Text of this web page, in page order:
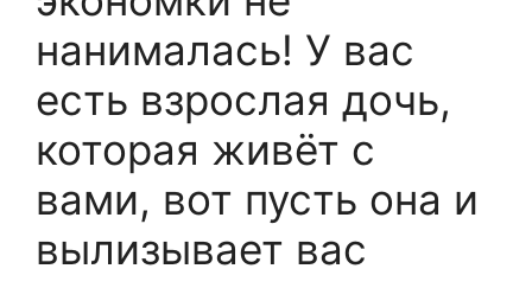
нанималась! У вас
есть взрослая дочь,
которая живёт с
вами, вот пусть она и
вылизывает вас